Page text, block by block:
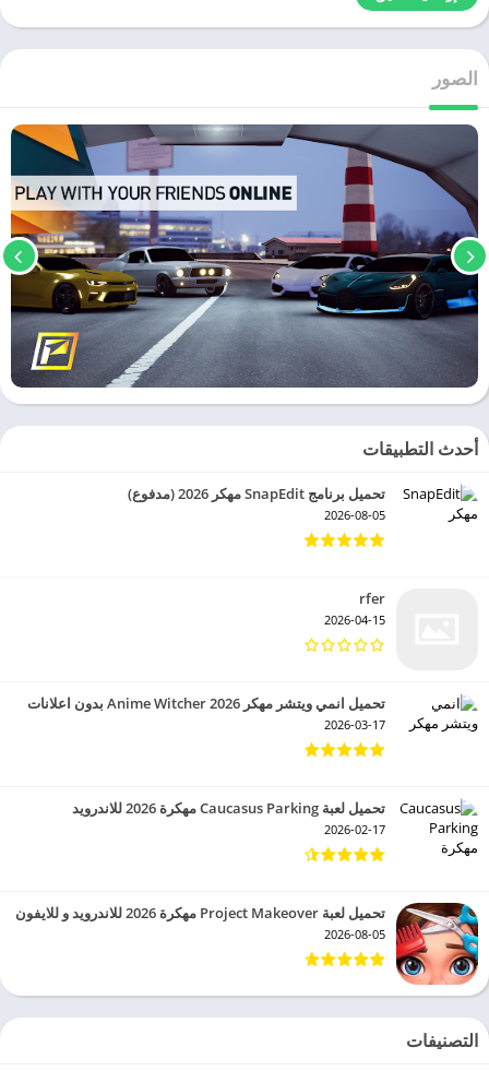
الصور
أحدث التطبيقات
تحميل برنامج SnapEdit مهكر 2026 (مدفوع)
2026-08-05
rfer
2026-04-15
تحميل انمي ويتشر مهكر 2026 Anime Witcher بدون اعلانات
2026-03-17
تحميل لعبة Caucasus Parking مهكرة 2026 للاندرويد
2026-02-17
تحميل لعبة Project Makeover مهكرة 2026 للاندرويد و للايفون
2026-08-05
التصنيفات